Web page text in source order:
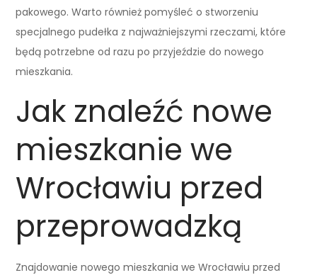
pakowego. Warto również pomyśleć o stworzeniu
specjalnego pudełka z najważniejszymi rzeczami, które
będą potrzebne od razu po przyjeździe do nowego
mieszkania.
Jak znaleźć nowe
mieszkanie we
Wrocławiu przed
przeprowadzką
Znajdowanie nowego mieszkania we Wrocławiu przed